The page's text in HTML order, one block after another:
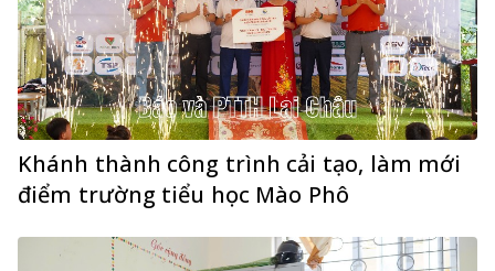
Khánh thành công trình cải tạo, làm mới
điểm trường tiểu học Mào Phô